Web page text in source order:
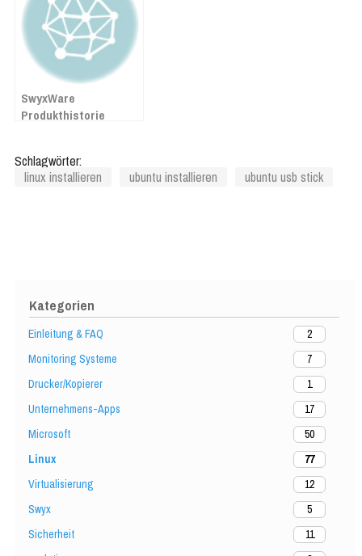
Kategorien
Einleitung & FAQ
2
Monitoring Systeme
7
Drucker/Kopierer
1
Unternehmens-Apps
17
Microsoft
50
Linux
77
Virtualisierung
12
Swyx
5
Sicherheit
11
SwyxWare
Produkthistorie
Schlagwörter:
linux installieren
ubuntu installieren ubuntu usb stick